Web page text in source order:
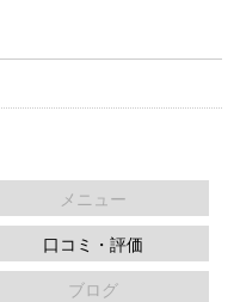
メニュー
口コミ・評価
ブログ